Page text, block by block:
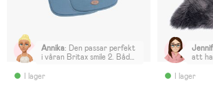
I lager
Annika: Den passar perfekt
i våran Britax smile 2. Både
suttit kanon med den
I lager
att
kommer